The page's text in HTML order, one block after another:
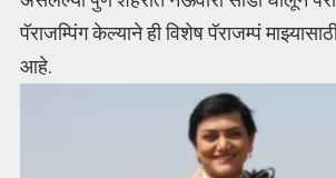
पॅराजम्पिंग केल्याने ही विशेष पॅराजम्पं
आहे.